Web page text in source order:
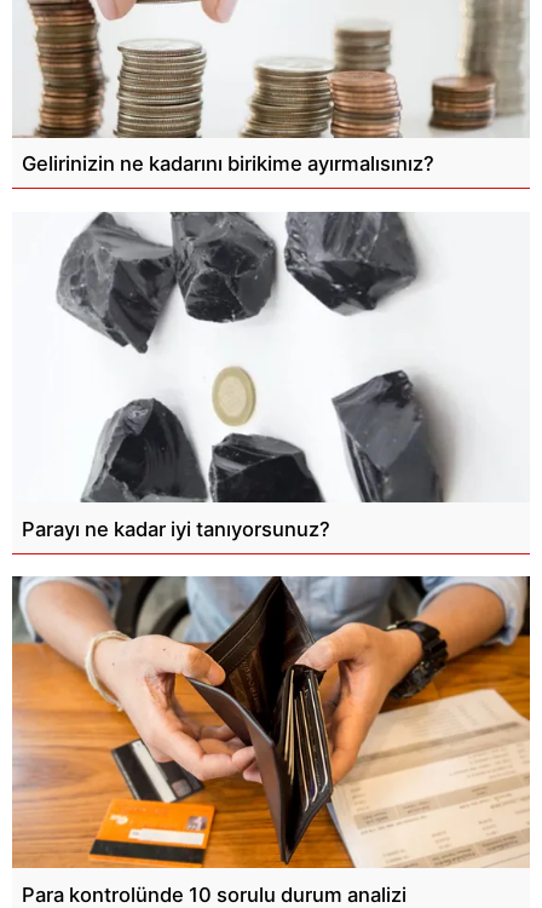
Gelirinizin ne kadarını birikime ayırmalısınız?
Parayı ne kadar iyi tanıyorsunuz?
Para kontrolünde 10 sorulu durum analizi